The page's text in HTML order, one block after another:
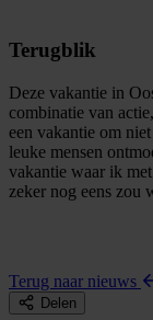
Terugblik
Deze vakantie in
combinatie van
een vakantie om
leuke mensen
vakantie waar ik
zeker nog eens zou
Terug naar nieuws
Delen